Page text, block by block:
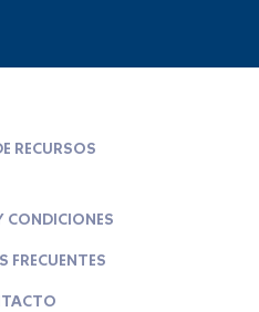
RECURSOS
CONDICIONES
FRECUENTES